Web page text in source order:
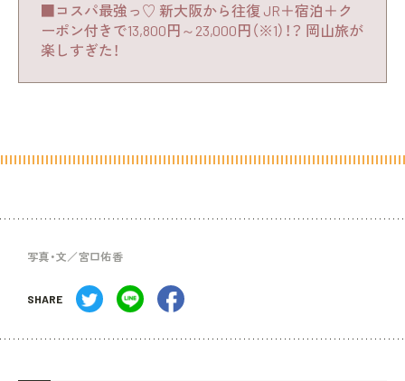
■コスパ最強っ♡ 新大阪から往復 JR＋宿泊＋ク
ーポン付きで13,800円～23,000円（※1）！？ 岡山旅が
楽しすぎた！
写真・文／宮口佑香
SHARE